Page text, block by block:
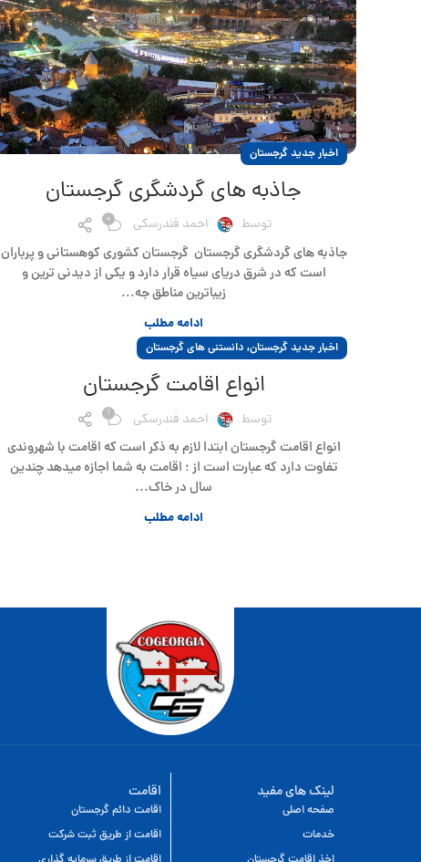
اخبار جدید گرجستان
جاذبه های گردشگری گرجستان
توسط احمد فندرسکی 0
جاذبه های گردشگری گرجستان گرجستان کشوری کوهستانی و پرباران
است که در شرق دریای سیاه قرار دارد و یکی از دیدنی ترین و
زیباترین مناطق جه...
ادامه مطلب
اخبار جدید گرجستان, دانستنی های گرجستان
انواع اقامت گرجستان
توسط احمد فندرسکی 1
انواع اقامت گرجستان ابتدا لازم به ذکر است که اقامت با شهروندی
تفاوت دارد که عبارت است از ؛ اقامت به شما اجازه میدهد چندین
سال در خاک...
ادامه مطلب
اقامت
اقامت دائم گرجستان
اقامت از طریق ثبت شرکت
لینک های مفید
صفحه اصلی
خدمات